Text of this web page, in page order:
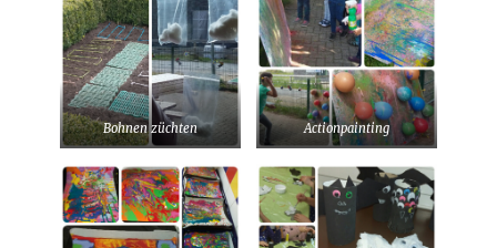
Bohnen züchten Actionpainting